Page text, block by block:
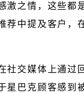
激之情，这些都
荐中提及客户，
社交媒体上通过
星巴克顾客感到